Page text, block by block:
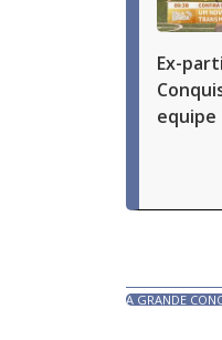
Ex-
equipe
A GRANDE